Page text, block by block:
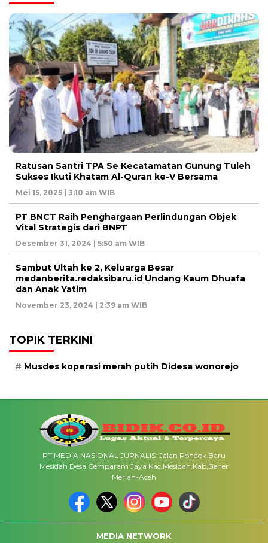
Ratusan Santri TPA Se Kecatamatan Gunung Tuleh
Sukses Ikuti Khatam Al-Quran ke-V Bersama
Mei 15, 2025 | 3:10 am WIB
PT BNCT Raih Penghargaan Perlindungan Objek
Vital Strategis dari BNPT
Desember 31, 2024 | 5:50 am WIB
Sambut Ultah ke 2, Keluarga Besar
medanberita.redaksibaru.id Undang Kaum Dhuafa
dan Anak Yatim
November 23, 2024 | 2:39 am WIB
TOPIK TERKINI
Musdes koperasi merah putih Didesa wonorejo
PT MEDIA NASIONAL JURNALIS: Jalan Pondok Baru
Mesidah Desa Cemparam Jaya Kac,Mesidah,Kab,Bener
Meriah-Aceh
MEDIA NETWORK